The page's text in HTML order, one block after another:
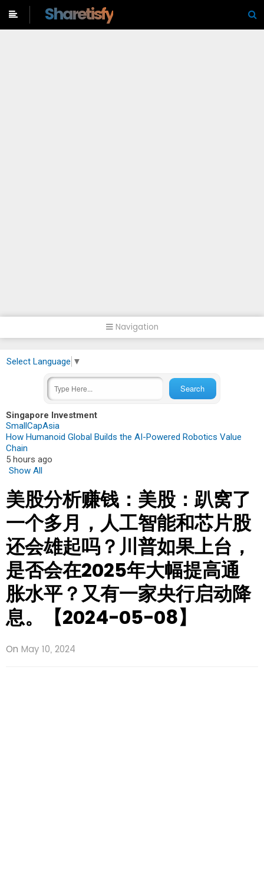
Sharetisfy
Navigation
Select Language ▼
Singapore Investment
SmallCapAsia
How Humanoid Global Builds the AI-Powered Robotics Value
Chain
5 hours ago
Show All
美股分析赚钱：美股：趴窝了
一个多月，人工智能和芯片股
还会雄起吗？川普如果上台，
是否会在2025年大幅提高通
胀水平？又有一家央行启动降
息。【2024-05-08】
On May 10, 2024